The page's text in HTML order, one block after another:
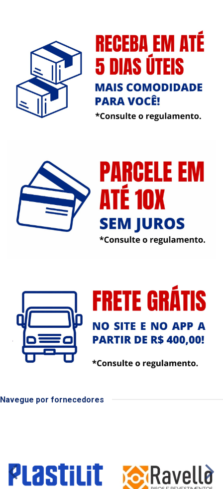
Navegue por fornecedores